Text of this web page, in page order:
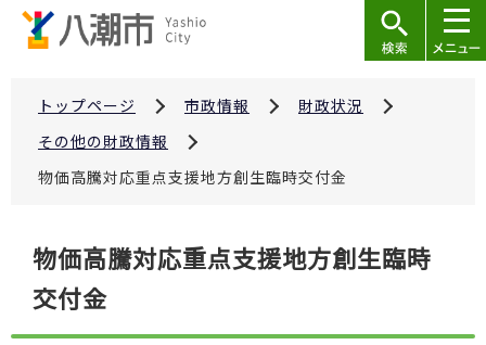
トップページ 市政情報
財政状況
その他の財政情報
物価高騰対応重点支援地方創生臨時交付金
物価高騰対応重点支援地方創生臨時
交付金